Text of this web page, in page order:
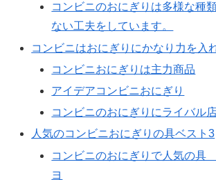
コンビニのおにぎりは多様な種
ない工夫をしています。
コンビニはおにぎりにかなり力を入
コンビニおにぎりは主力商品
アイデアコンビニおにぎり
コンビニのおにぎりにライバル
人気のコンビニおにぎりの具ベスト3
コンビニのおにぎりで人気の
ヨ